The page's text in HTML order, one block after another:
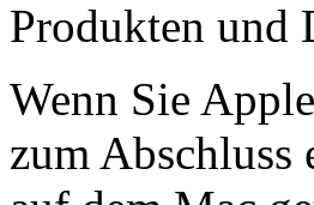
Produkten und
Wenn Sie
zum Abschluss